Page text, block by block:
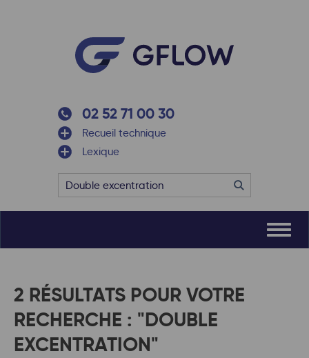
02 52 71 00 30
Recueil technique
Lexique
2 RÉSULTATS POUR VOTRE
RECHERCHE : "DOUBLE
EXCENTRATION"